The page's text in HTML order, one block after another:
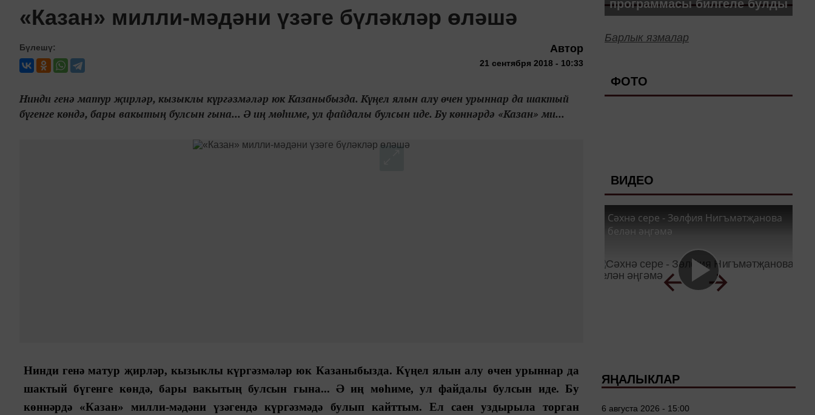
«Казан» милли-мәдәни үзәге бүләкләр өләшә
Бүлешү: Автор
21 сентября 2018 - 10:33
Нинди генә матур җирләр, кызыклы күргәзмәләр юк Казаныбызда. Күңел ялын алу өчен урыннар да шактый
бүгенге көндә, бары вакытың булсын гына... Ә иң мөһиме, ул файдалы булсын иде. Бу көннәрдә «Казан» ми...
Нинди генә матур җирләр, кызыклы күргәзмәләр юк Казаныбызда. Күңел ялын алу өчен урыннар да
шактый бүгенге көндә, бары вакытың булсын гына... Ә иң мөһиме, ул файдалы булсын иде. Бу
көннәрдә «Казан» милли-мәдәни үзәгендә күргәзмәдә булып кайттым. Ел саен уздырыла торган
программасы билгеле булды
Барлык язмалар
ФОТО
ВИДЕО
Сәхнә сере - Зөлфия Нигъмәтҗанова
белән әңгәмә
ЯҢАЛЫКЛАР
6 августа 2026 - 15:00